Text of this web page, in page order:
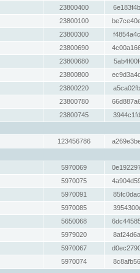
23800400
23800100
23800300
23800690
23800680
23800800
23800220
23800780
23800745
123456786
5970069
5970075
5970091
5970085
5650068
5979020
5970067
5970074